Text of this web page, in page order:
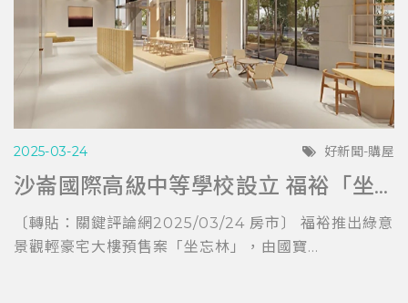
2025-03-24 好新聞-購屋
沙崙國際高級中等學校設立 福裕「坐忘林」擁科技與教育加持
〔轉貼：關鍵評論網2025/03/24 房市〕 福裕推出綠意
景觀輕豪宅大樓預售案「坐忘林」，由國寶...